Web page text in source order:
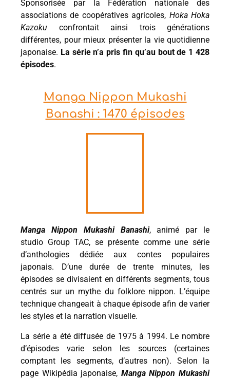
Sponsorisée par la Fédération nationale des
associations de coopératives agricoles, Hoka Hoka
Kazoku confrontait ainsi trois générations
différentes, pour mieux présenter la vie quotidienne
japonaise. La série n’a pris fin qu’au bout de 1 428
épisodes.
Manga Nippon Mukashi
Banashi : 1470 épisodes
Manga Nippon Mukashi Banashi, animé par le
studio Group TAC, se présente comme une série
d’anthologies dédiée aux contes populaires
japonais. D’une durée de trente minutes, les
épisodes se divisaient en différents segments, tous
centrés sur un mythe du folklore nippon. L’équipe
technique changeait à chaque épisode afin de varier
les styles et la narration visuelle.
La série a été diffusée de 1975 à 1994. Le nombre
d’épisodes varie selon les sources (certaines
comptant les segments, d’autres non). Selon la
page Wikipédia japonaise, Manga Nippon Mukashi